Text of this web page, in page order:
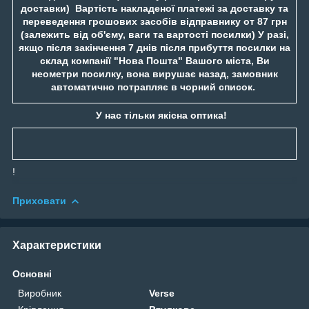
доставки) Вартість накладеної платежі за доставку та
переведення грошових засобів відправнику от 87 грн
(залежить від об'єму, ваги та вартості посилки) У разі,
якщо після закінчення 7 днів після прибуття посилки на
склад компанії "Нова Пошта" Вашого міста, Ви
неометри посилку, вона вирушає назад, замовник
автоматично потрапляє в чорний список.
У нас тільки якісна оптика!
!
Приховати
Характеристики
Основні
Виробник
Verse